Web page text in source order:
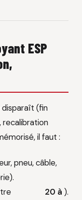
ESP
disparaît (fin
recalibration
il faut :
pneu, câble,
20 à ).